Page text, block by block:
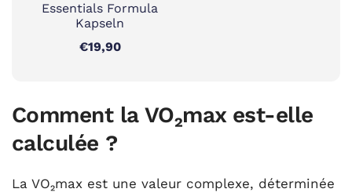
Essentials Formula
Kapseln
€19,90
Comment la VO₂max est-elle
calculée ?
La VO₂max est une valeur complexe, déterminée